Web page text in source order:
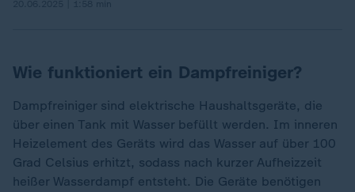
Wie funktioniert ein Dampfreiniger?
Dampfreiniger sind elektrische Haushaltsgeräte, die
über einen Tank mit Wasser befüllt werden. Im inneren
Heizelement des Geräts wird das Wasser auf über 100
Grad Celsius erhitzt, sodass nach kurzer Aufheizzeit
heißer Wasserdampf entsteht. Die Geräte benötigen